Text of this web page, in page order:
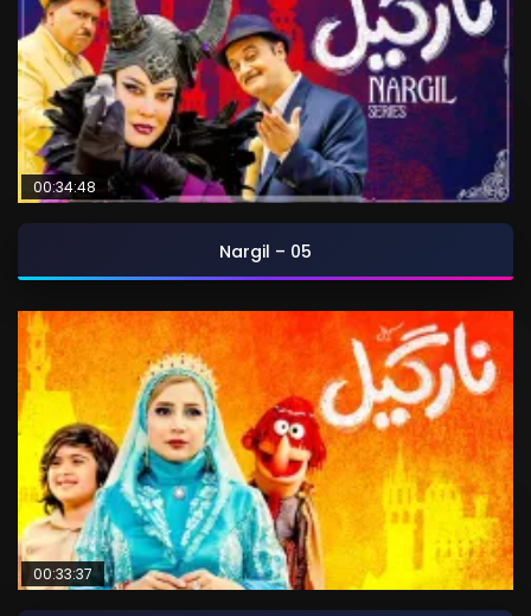
00:34:48
Nargil – 05
00:33:37